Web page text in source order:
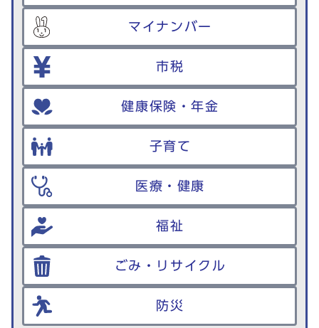
マイナンバー
市税
健康保険・年金
子育て
医療・健康
福祉
ごみ・リサイクル
防災